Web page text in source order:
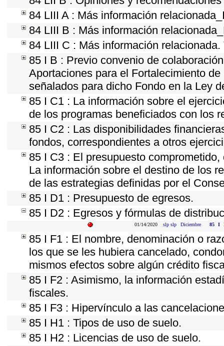
84 LIII A : Más información
84 LIII B : Más información
84 LIII C : Más información
85 I B : Previo convenio de
Aportaciones para el Fortalecimiento
señalados para dicho Fondo en la Ley
85 I C1 : La información sobre el
de los programas beneficiados con los
85 I C2 : Las disponibilidades
fondos, correspondientes a otros
85 I C3 : El presupuesto
La información sobre el destino de los
de las estrategias definidas por el
85 I D1 : Presupuesto de egresos.
85 I D2 : Egresos y fórmulas de
01/14/2020 slp slp Diciembre 85 I
85 I F1 : El nombre, denominación o
los que se les hubiera cancelado,
mismos efectos sobre algún crédito
85 I F2 : Asimismo, la información
fiscales.
85 I F3 : Hipervínculo a las
85 I H1 : Tipos de uso de suelo.
85 I H2 : Licencias de uso de suelo.